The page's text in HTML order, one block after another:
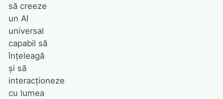
să creeze
un AI
universal
capabil să
înțeleagă
și să
interacționeze
cu lumea